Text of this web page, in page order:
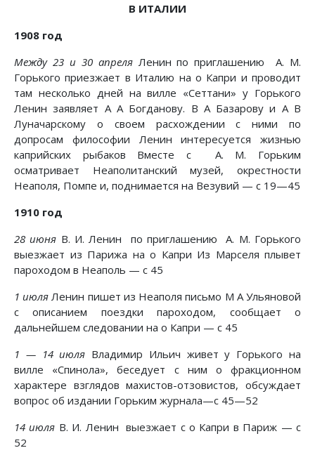
В ИТАЛИИ
1908 год
Между 23 и 30 апреляЛенин по приглашению А. М.
Горького приезжает в Италию на о Капри и проводит
там несколько дней на вилле «Сеттани» у Горького
Ленин заявляет А А Богданову. В А Базарову и А В
Луначарскому о своем расхождении с ними по
допросам философии Ленин интересуется жизнью
каприйских рыбаков Вместе с А. М. Горьким
осматривает Неаполитанский музей, окрестности
Неаполя, Помпе и, поднимается на Везувий — с 19—45
1910 год
28 июня В. И. Ленин по приглашению А. М. Горького
выезжает из Парижа на о Капри Из Марселя плывет
пароходом в Неаполь — с 45
1 июля Ленин пишет из Неаполя письмо М А Ульяновой
с описанием поездки пароходом, сообщает о
дальнейшем следовании на о Капри — с 45
1 — 14 июля Владимир Ильич живет у Горького на
вилле «Спинола», беседует с ним о фракционном
характере взглядов махистов-отзовистов, обсуждает
вопрос об издании Горьким журнала—с 45—52
14 июля В. И. Ленин выезжает с о Капри в Париж — с
52